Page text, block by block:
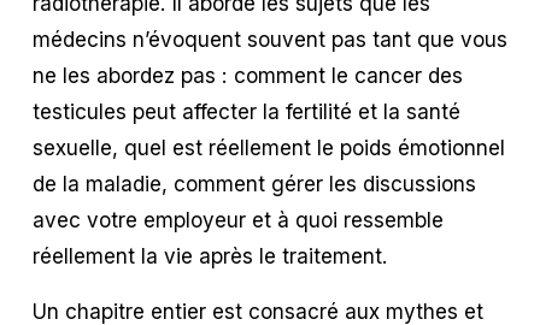
médecins n’évoquent souvent pas tant que vous
ne les abordez pas : comment le cancer des
testicules peut affecter la fertilité et la santé
sexuelle, quel est réellement le poids émotionnel
de la maladie, comment gérer les discussions
avec votre employeur et à quoi ressemble
réellement la vie après le traitement.
Un chapitre entier est consacré aux mythes et